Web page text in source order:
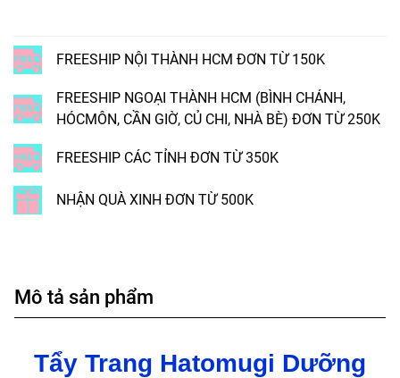
FREESHIP NỘI THÀNH HCM ĐƠN TỪ 150K
FREESHIP NGOẠI THÀNH HCM (BÌNH CHÁNH,
HÓCMÔN, CẦN GIỜ, CỦ CHI, NHÀ BÈ) ĐƠN TỪ 250K
FREESHIP CÁC TỈNH ĐƠN TỪ 350K
NHẬN QUÀ XINH ĐƠN TỪ 500K
Mô tả sản phẩm
Tẩy Trang Hatomugi Dưỡng